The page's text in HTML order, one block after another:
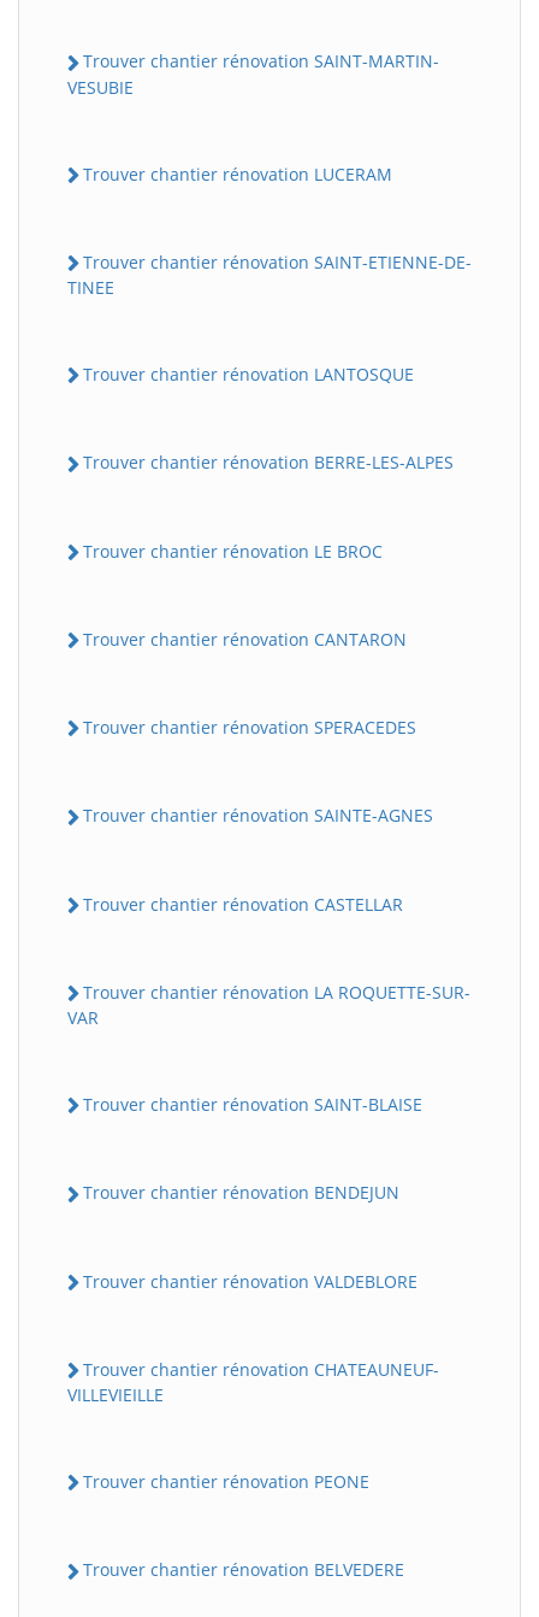
Trouver chantier rénovation SAINT-MARTIN-
VESUBIE
Trouver chantier rénovation LUCERAM
Trouver chantier rénovation SAINT-ETIENNE-DE-
TINEE
Trouver chantier rénovation LANTOSQUE
Trouver chantier rénovation BERRE-LES-ALPES
Trouver chantier rénovation LE BROC
Trouver chantier rénovation CANTARON
Trouver chantier rénovation SPERACEDES
Trouver chantier rénovation SAINTE-AGNES
Trouver chantier rénovation CASTELLAR
Trouver chantier rénovation LA ROQUETTE-SUR-
VAR
Trouver chantier rénovation SAINT-BLAISE
Trouver chantier rénovation BENDEJUN
Trouver chantier rénovation VALDEBLORE
Trouver chantier rénovation CHATEAUNEUF-
VILLEVIEILLE
Trouver chantier rénovation PEONE
Trouver chantier rénovation BELVEDERE